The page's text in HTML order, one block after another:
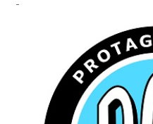
-